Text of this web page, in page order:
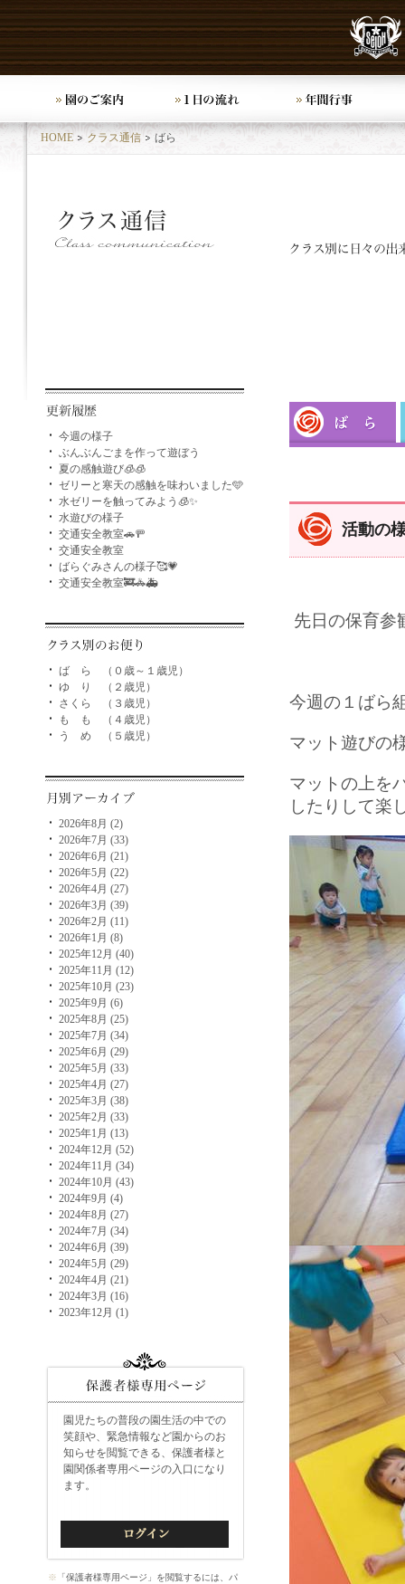
HOME クラス通信 ばら
今週の様子
ぶんぶんごまを作って遊ぼう
夏の感触遊び🧊🧊
ゼリーと寒天の感触を味わいました🩵
水ゼリーを触ってみよう🧊✨
水遊びの様子
交通安全教室🚗🚥
交通安全教室
ばらぐみさんの様子🥰💗
交通安全教室🚒🚓🚑
ば ら （０歳～１歳児）
ゆ り （２歳児）
さくら （３歳児）
も も （４歳児）
う め （５歳児）
2026年8月 (2)
2026年7月 (33)
2026年6月 (21)
2026年5月 (22)
2026年4月 (27)
2026年3月 (39)
2026年2月 (11)
2026年1月 (8)
2025年12月 (40)
2025年11月 (12)
2025年10月 (23)
2025年9月 (6)
2025年8月 (25)
2025年7月 (34)
2025年6月 (29)
2025年5月 (33)
2025年4月 (27)
2025年3月 (38)
2025年2月 (33)
2025年1月 (13)
2024年12月 (52)
2024年11月 (34)
2024年10月 (43)
2024年9月 (4)
2024年8月 (27)
2024年7月 (34)
2024年6月 (39)
2024年5月 (29)
2024年4月 (21)
2024年3月 (16)
2023年12月 (1)
園児たちの普段の園生活の中での
笑顔や、緊急情報など園からのお
知らせを閲覧できる、保護者様と
園関係者専用ページの入口になり
ます。
※ 「保護者様専用ページ」を閲覧するには、パ
活動の
先日の保育参
今週の１ばら
マット遊びの
マットの上を
したりして楽